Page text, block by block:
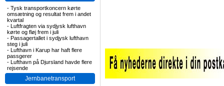
- Tysk transportkoncern kørte
omsætning og resultat frem i andet
kvartal
- Luftfragten via sydjysk lufthavn
kørte og fløj frem i juli
- Passagertallet i sydjysk lufthavn
steg i juli
- Lufthavn i Karup har haft flere
passgerer
- Lufthavn på Djursland havde flere
rejsende
Jernbanetransport